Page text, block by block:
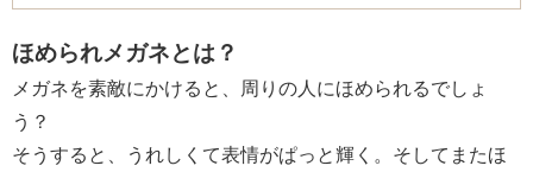
ほめられメガネとは？
メガネを素敵にかけると、周りの人にほめられるでしょ
う？
そうすると、うれしくて表情がぱっと輝く。そしてまたほ